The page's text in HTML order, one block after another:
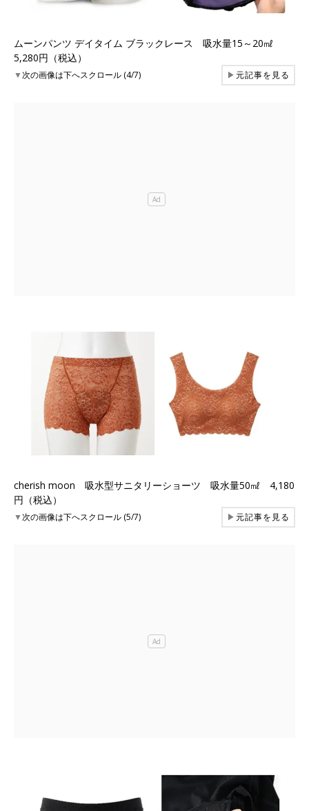
ムーンパンツ デイタイム ブラックレース 吸水量15～20㎖
5,280円（税込）
▼次の画像は下へスクロール (4/7) ▶元記事を見る
cherish moon 吸水型サニタリーショーツ 吸水量50㎖ 4,180
円（税込）
▼次の画像は下へスクロール (5/7) ▶元記事を見る